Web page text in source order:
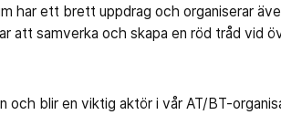
har ett brett uppdrag och organiserar
att samverka och skapa en röd tråd vid
och blir en viktig aktör i vår AT/BT-